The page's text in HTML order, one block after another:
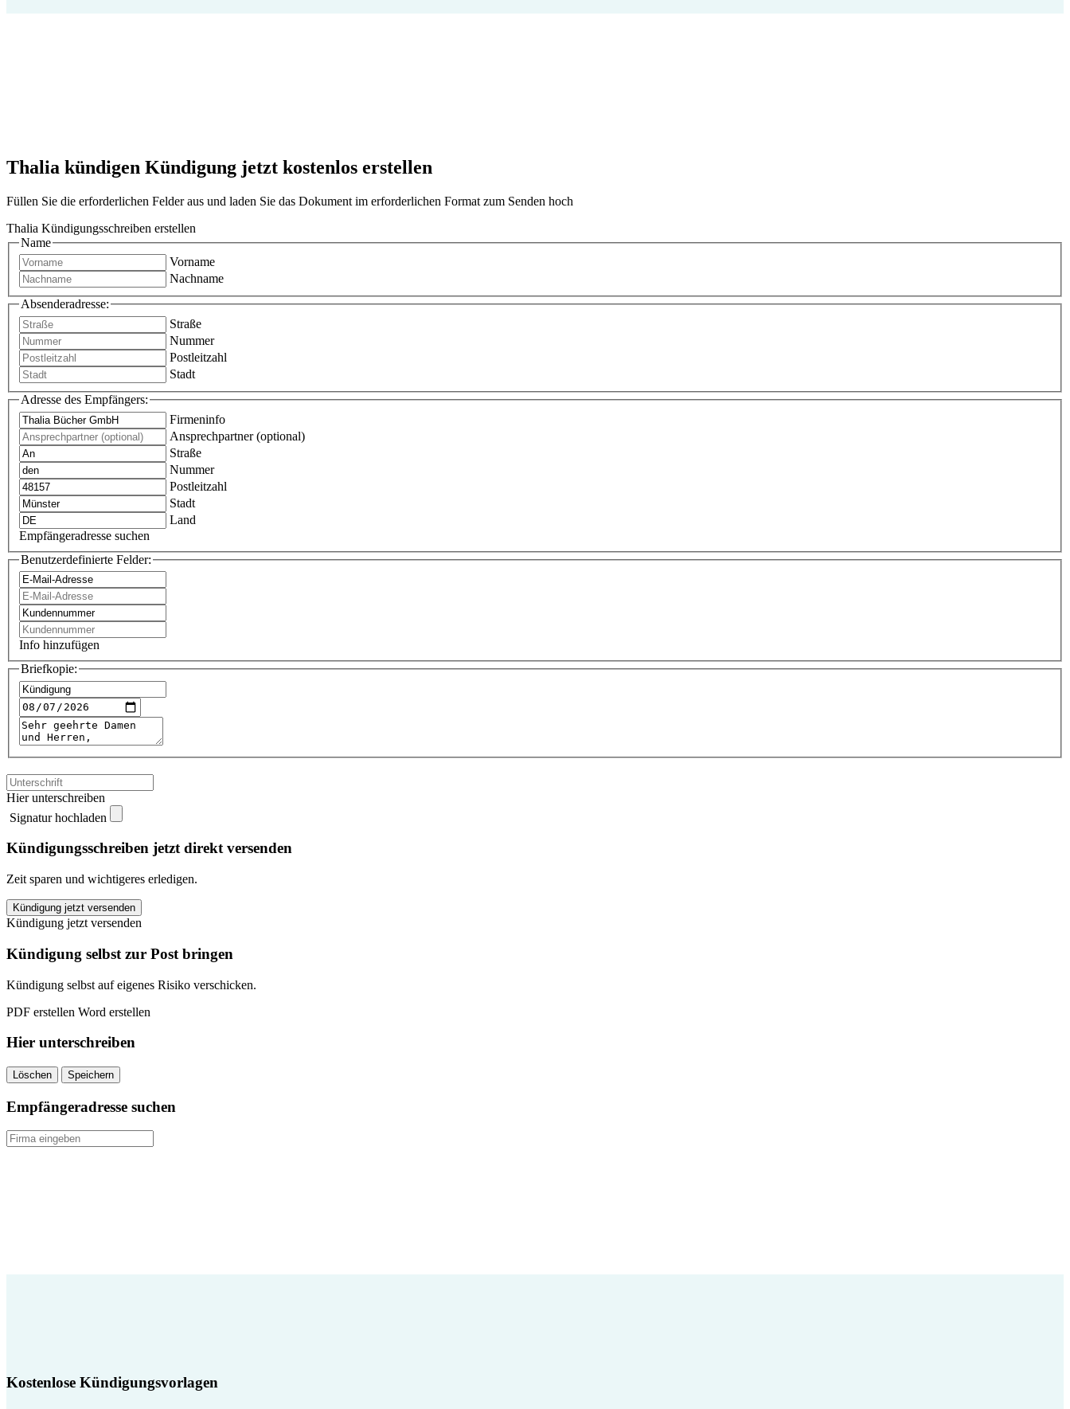
Thalia kündigen Kündigung jetzt kostenlos erstellen
Füllen Sie die erforderlichen Felder aus und laden Sie das Dokument im erforderlichen Format zum Senden hoch
Thalia Kündigungsschreiben erstellen
Name
Vorname
Nachname
Absenderadresse:
Straße
Nummer
Postleitzahl
Stadt
Adresse des Empfängers:
Firmeninfo
Ansprechpartner (optional)
Straße
Nummer
Postleitzahl
Stadt
Land
Empfängeradresse suchen
Benutzerdefinierte Felder:
Info hinzufügen
Briefkopie:
Hier unterschreiben
Signatur hochladen
Kündigungsschreiben jetzt direkt versenden
Zeit sparen und wichtigeres erledigen.
Thalia
kündigen
quantity
Kündigung jetzt versenden
Kündigung jetzt versenden
Kündigung selbst zur Post bringen
Kündigung selbst auf eigenes Risiko verschicken.
PDF erstellen Word erstellen
Hier unterschreiben
Löschen Speichern
Empfängeradresse suchen
Kostenlose Kündigungsvorlagen